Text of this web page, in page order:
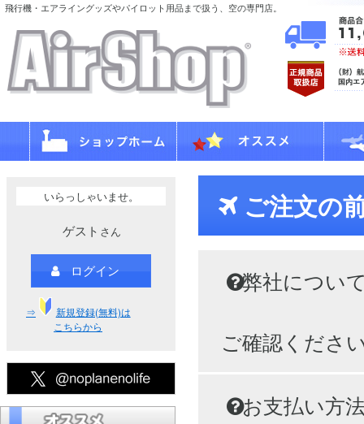
飛行機・エアライングッズやパイロット用品まで扱う、空の専門店。
いらっしゃいませ。
ゲスト さん
ログイン
⇒
新規登録(無料)は
こちらから
ご注文の
弊社につい
ご確認くださ
お支払い方